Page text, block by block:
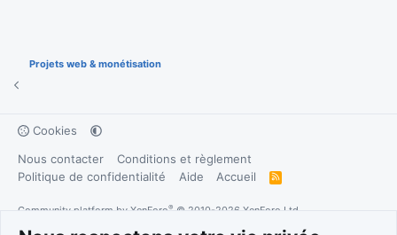
Projets web & monétisation
Cookies
Nous contacter
Conditions et règlement
Politique de confidentialité
Aide Accueil
R
S
Community platform by XenForo® © 2010-2026 XenForo Ltd.